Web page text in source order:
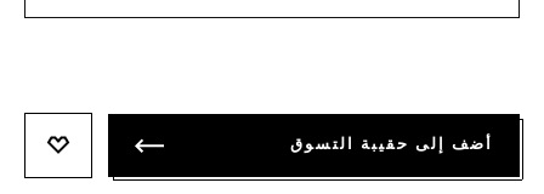
أضف إلى حقيبة التسوق